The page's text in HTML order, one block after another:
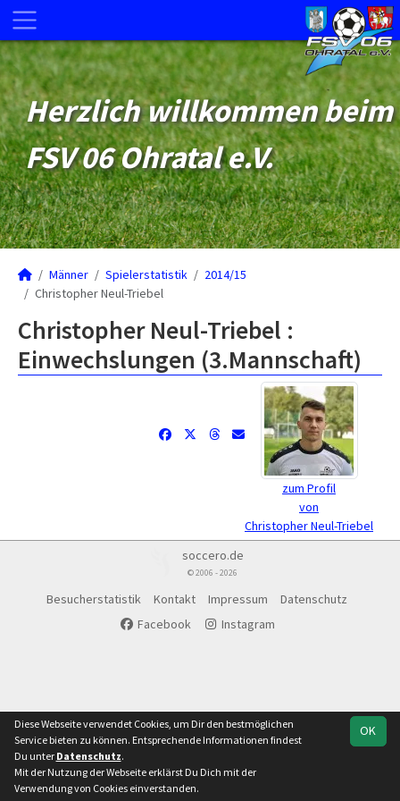
Herzlich willkommen beim
FSV 06 Ohratal e.V.
Männer Spielerstatistik
2014/15
Christopher Neul-Triebel
Christopher Neul-Triebel :
Einwechslungen (3.Mannschaft)
zum Profil
von
Christopher Neul-Triebel
soccero.de
© 2006 - 2026
Besucherstatistik Kontakt Impressum
Datenschutz
Facebook
Instagram
OK
Diese Webseite verwendet Cookies, um Dir den bestmöglichen
Service bieten zu können. Entsprechende Informationen findest
Du unter Datenschutz.
Mit der Nutzung der Webseite erklärst Du Dich mit der
Verwendung von Cookies einverstanden.